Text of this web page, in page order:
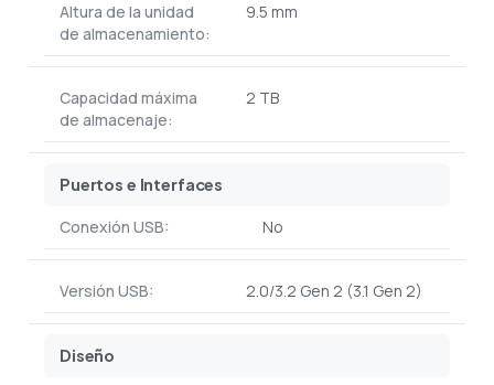
Altura de la unidad
de almacenamiento:
9.5 mm
Capacidad máxima
de almacenaje:
2 TB
Puertos e Interfaces
Conexión USB: No
Versión USB: 2.0/3.2 Gen 2 (3.1 Gen 2)
Diseño